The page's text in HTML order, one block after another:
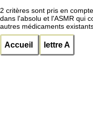
2 critères sont pris en
dans l'absolu et l'ASMR qui
autres médicaments
Accueil lettre A